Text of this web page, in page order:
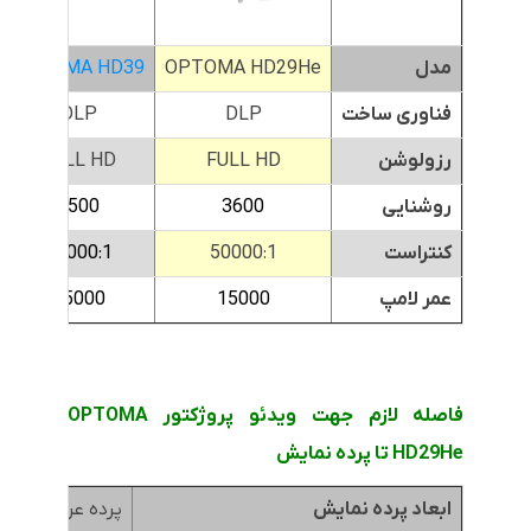
مدل OPTOMA HD29He
OPTOMA HD39
فناوری ساخت
DLP
DLP
رزولوشن
FULL HD
FULL HD
روشنایی
3600
3500
کنتراست
50000:1
32000:1
عمر لامپ
15000
15000
فاصله لازم جهت ویدئو پروژکتور OPTOMA
HD29He تا پرده نمایش
ابعاد پرده نمایش
پرده عرض 1.8متر